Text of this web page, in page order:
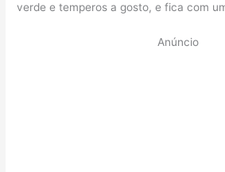
verde e temperos a gosto, e fica com
Anúncio